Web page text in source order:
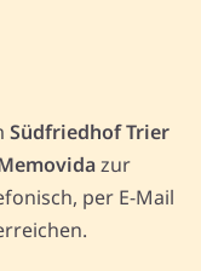
Südfriedhof Trier
zur
per E-Mail